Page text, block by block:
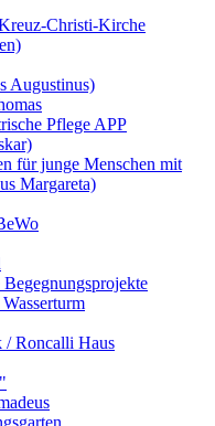
Christi-Kirche
Augustinus)
Pflege APP
für junge Menschen mit
Margareta)
/ Roncalli Haus